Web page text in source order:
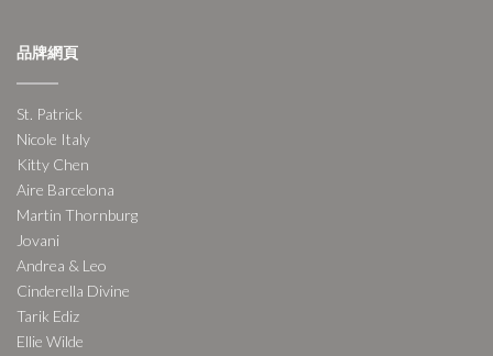
品牌網頁
St. Patrick
Nicole Italy
Kitty Chen
Aire Barcelona
Martin Thornburg
Jovani
Andrea & Leo
Cinderella Divine
Tarik Ediz
Ellie Wilde